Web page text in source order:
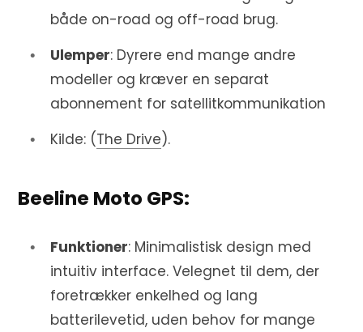
både on-road og off-road brug.
Ulemper: Dyrere end mange andre
modeller og kræver en separat
abonnement for satellitkommunikation​
Kilde: (The Drive)​.
Beeline Moto GPS:
Funktioner: Minimalistisk design med
intuitiv interface. Velegnet til dem, der
foretrækker enkelhed og lang
batterilevetid, uden behov for mange